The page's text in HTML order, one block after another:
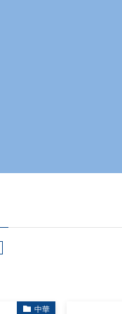
中華